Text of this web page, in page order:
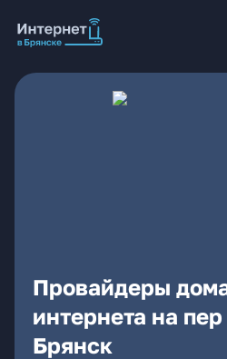
Провайдеры
интернета на
Брянск